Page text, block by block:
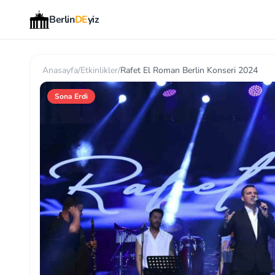
BerlinDEyiz
Anasayfa/Etkinlikler/Rafet El Roman Berlin Konseri 2024
Sona Erdi